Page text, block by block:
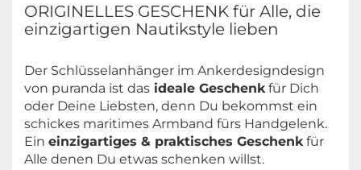
ORIGINELLES GESCHENK für Alle, die
einzigartigen Nautikstyle lieben
Der Schlüsselanhänger im Ankerdesigndesign
von puranda ist das ideale Geschenk für Dich
oder Deine Liebsten, denn Du bekommst ein
schickes maritimes Armband fürs Handgelenk.
Ein einzigartiges & praktisches Geschenk für
Alle denen Du etwas schenken willst.